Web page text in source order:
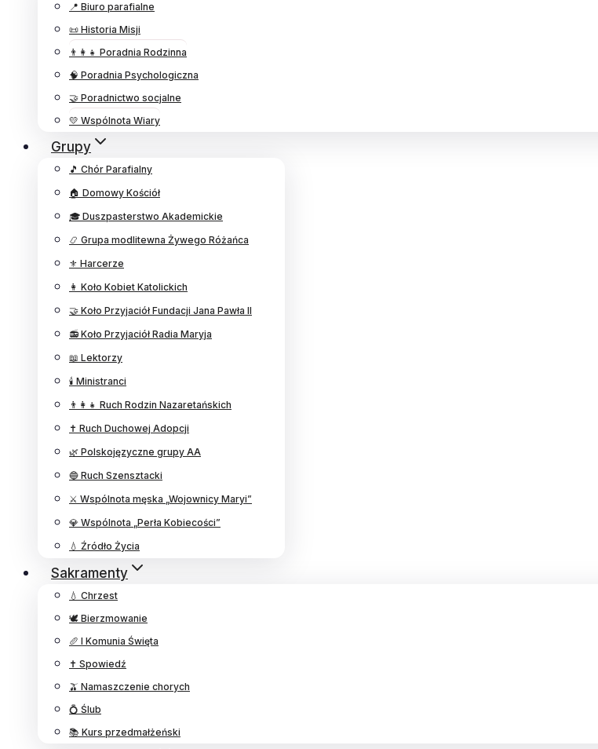
📍 Biuro parafialne
📜 Historia Misji
👨‍👩‍👧 Poradnia Rodzinna
🧠 Poradnia Psychologiczna
🤝 Poradnictwo socjalne
💛 Wspólnota Wiary
Grupy
🎵 Chór Parafialny
🏠 Domowy Kościół
🎓 Duszpasterstwo Akademickie
📿 Grupa modlitewna Żywego Różańca
⚜️ Harcerze
👩 Koło Kobiet Katolickich
🤝 Koło Przyjaciół Fundacji Jana Pawła II
📻 Koło Przyjaciół Radia Maryja
📖 Lektorzy
🕯️ Ministranci
👨‍👩‍👧 Ruch Rodzin Nazaretańskich
✝️ Ruch Duchowej Adopcji
🌿 Polskojęzyczne grupy AA
🔵 Ruch Szensztacki
⚔️ Wspólnota męska „Wojownicy Maryi”
💎 Wspólnota „Perła Kobiecości”
💧 Źródło Życia
Sakramenty
💧 Chrzest
🕊️ Bierzmowanie
🥖 I Komunia Święta
✝️ Spowiedź
🫒 Namaszczenie chorych
💍 Ślub
📚 Kurs przedmałżeński